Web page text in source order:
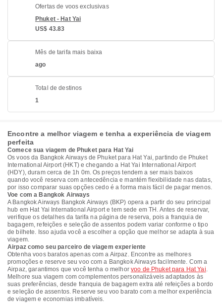
Ofertas de voos exclusivas
Phuket - Hat Yai
US$ 43.83
Mês de tarifa mais baixa
ago
Total de destinos
1
Encontre a melhor viagem e tenha a experiência de viagem
perfeita
Comece sua viagem de Phuket para Hat Yai
Os voos da Bangkok Airways de Phuket para Hat Yai, partindo de Phuket
International Airport (HKT) e chegando a Hat Yai International Airport
(HDY), duram cerca de 1h 0m. Os preços tendem a ser mais baixos
quando você reserva com antecedência e mantém flexibilidade nas datas,
por isso comparar suas opções cedo é a forma mais fácil de pagar menos.
Voe com a Bangkok Airways
A Bangkok Airways Bangkok Airways (BKP) opera a partir do seu principal
hub em Hat Yai International Airport e tem sede em TH. Antes de reservar,
verifique os detalhes da tarifa na página de reserva, pois a franquia de
bagagem, refeições e seleção de assentos podem variar conforme o tipo
de bilhete. Isso ajuda você a escolher a opção que melhor se adapta à sua
viagem.
Airpaz como seu parceiro de viagem experiente
Obtenha voos baratos apenas com a Airpaz. Encontre as melhores
promoções e reserve seu voo com a Bangkok Airways facilmente. Com a
Airpaz, garantimos que você tenha o melhorvoo de Phuket para Hat Yai.
Melhore sua viagem com complementos personalizáveis adaptados às
suas preferências, desde franquia de bagagem extra até refeições a bordo
e seleção de assentos. Reserve seu voo barato com a melhor experiência
de viagem e economias imbatíveis.